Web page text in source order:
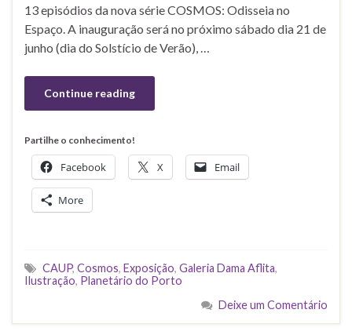
13 episódios da nova série COSMOS: Odisseia no
Espaço. A inauguração será no próximo sábado dia 21 de
junho (dia do Solstício de Verão), …
Continue reading
Partilhe o conhecimento!
Facebook X Email
More
CAUP, Cosmos, Exposição, Galeria Dama Aflita,
Ilustração, Planetário do Porto
Deixe um Comentário